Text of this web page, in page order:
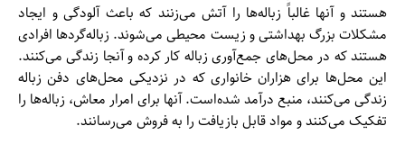
هستند و آنها غالباً زباله‌ها را آتش می‌زنند که باعث آلودگی و ایجاد
مشکلات بزرگ بهداشتی و زیست محیطی می‌شوند. زباله‌گردها افرادی
هستند که در محل‌های جمع‌آوری زباله کار کرده و آنجا زندگی می‌کنند.
این محل‌ها برای هزاران خانواری که در نزدیکی محل‌های دفن زباله
زندگی می‌کنند، منبع درآمد شده‌است. آنها برای امرار معاش، زباله‌ها را
تفکیک می‌کنند و مواد قابل بازیافت را به فروش می‌رسانند.